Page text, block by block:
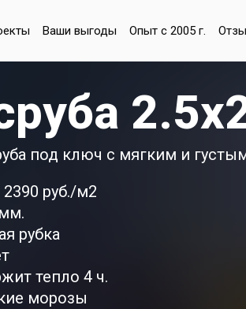
Ваши выгоды Опыт с 2005 г.
руб./м2
рубка
тепло 4 ч.
морозы
под ключ с мягким и